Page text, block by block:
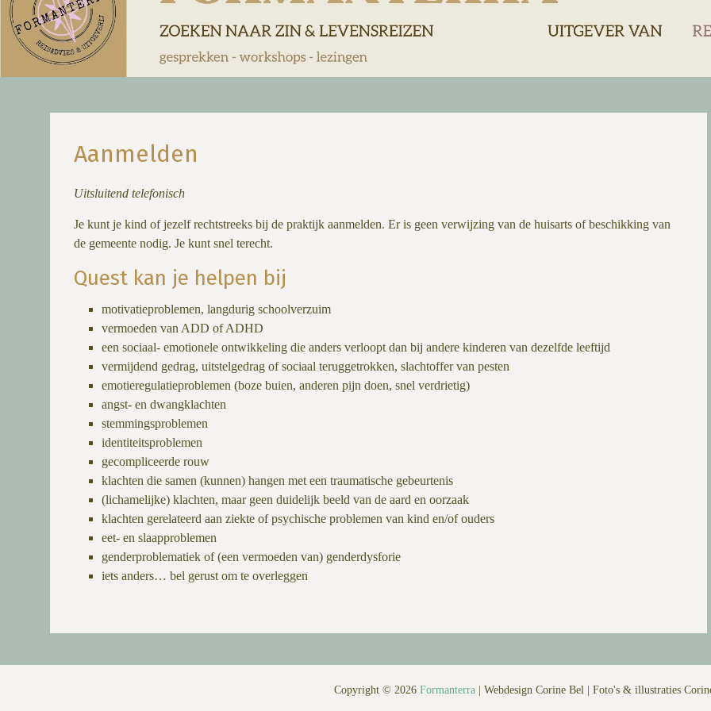
Aanmelden
Uitsluitend telefonisch
Je kunt je kind of jezelf rechtstreeks bij de praktijk aanmelden. Er is geen verwijzing van de huisarts of beschikking van
de gemeente nodig. Je kunt snel terecht.
Quest kan je helpen bij
motivatieproblemen, langdurig schoolverzuim
vermoeden van ADD of ADHD
een sociaal- emotionele ontwikkeling die anders verloopt dan bij andere kinderen van dezelfde leeftijd
vermijdend gedrag, uitstelgedrag of sociaal teruggetrokken, slachtoffer van pesten
emotieregulatieproblemen (boze buien, anderen pijn doen, snel verdrietig)
angst- en dwangklachten
stemmingsproblemen
identiteitsproblemen
gecompliceerde rouw
klachten die samen (kunnen) hangen met een traumatische gebeurtenis
(lichamelijke) klachten, maar geen duidelijk beeld van de aard en oorzaak
klachten gerelateerd aan ziekte of psychische problemen van kind en/of ouders
eet- en slaapproblemen
genderproblematiek of (een vermoeden van) genderdysforie
iets anders… bel gerust om te overleggen
Copyright © 2026 Formanterra | Webdesign Corine Bel | Foto's & illustraties